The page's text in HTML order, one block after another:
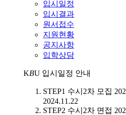
입시일정
입시결과
원서접수
지원현황
공지사항
입학상담
KBU 입시일정 안내
STEP1 수시2차 모집
2024.11.22
STEP2 수시2차 면접